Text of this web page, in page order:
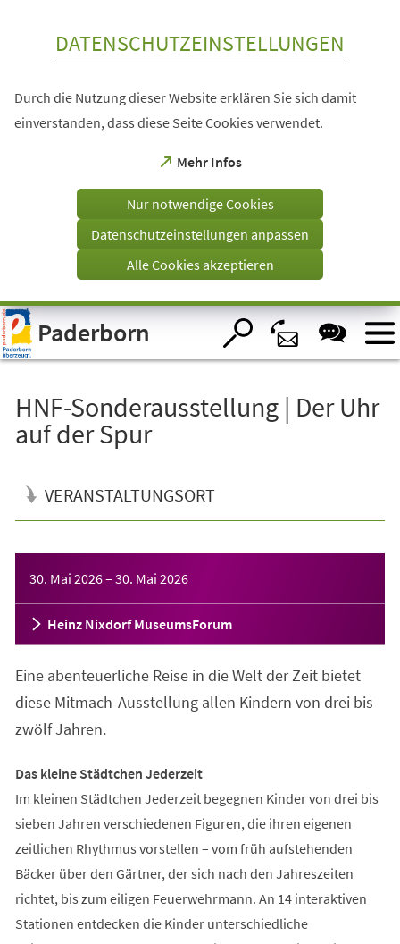
Visuelle
Assistenzsoftware
öffnen.
DATENSCHUTZEINSTELLUNGEN
Durch die Nutzung dieser Website erklären Sie sich damit
einverstanden, dass diese Seite Cookies verwendet.
Mehr Infos
(Öffnet
einem
Tab)
Nur notwendige Cookies
Datenschutzeinstellungen anpassen
Alle Cookies akzeptieren
Paderborn
HNF-Sonderausstellung | Der Uhr
auf der Spur
VERANSTALTUNGSORT
30. Mai 2026– 30. Mai 2026
Heinz Nixdorf MuseumsForum
Eine abenteuerliche Reise in die Welt der Zeit bietet
diese Mitmach-Ausstellung allen Kindern von drei bis
zwölf Jahren.
Das kleine Städtchen Jederzeit
Im kleinen Städtchen Jederzeit begegnen Kinder von drei bis
sieben Jahren verschiedenen Figuren, die ihren eigenen
zeitlichen Rhythmus vorstellen – vom früh aufstehenden
Bäcker über den Gärtner, der sich nach den Jahreszeiten
richtet, bis zum eiligen Feuerwehrmann. An 14 interaktiven
Stationen entdecken die Kinder unterschiedliche